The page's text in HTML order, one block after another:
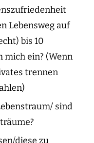
Lebensweg auf
bis 10
mich ein? (Wenn
trennen
sind
diese zu